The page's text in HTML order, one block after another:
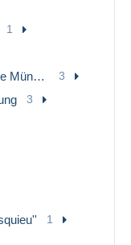
1
1902-1971: Postviktorianische Münzen 3
3
1